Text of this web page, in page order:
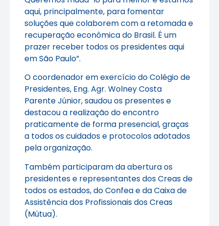
aqui, principalmente, para fomentar
soluções que colaborem com a retomada e
recuperação econômica do Brasil. É um
prazer receber todos os presidentes aqui
em São Paulo”.
O coordenador em exercício do Colégio de
Presidentes, Eng. Agr. Wolney Costa
Parente Júnior, saudou os presentes e
destacou a realização do encontro
praticamente de forma presencial, graças
a todos os cuidados e protocolos adotados
pela organização.
Também participaram da abertura os
presidentes e representantes dos Creas de
todos os estados, do Confea e da Caixa de
Assistência dos Profissionais dos Creas
(Mútua).